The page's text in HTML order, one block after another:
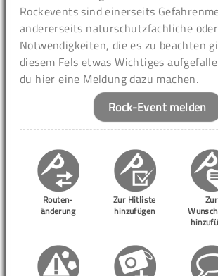
Rockevents sind einerseits
andererseits naturschutzfachliche
Notwendigkeiten, die es zu beachten
diesem Fels etwas Wichtiges
du hier eine Meldung dazu machen.
Rock-Event melden
Routen-
änderung
Zur Hitliste
hinzufügen
Zur